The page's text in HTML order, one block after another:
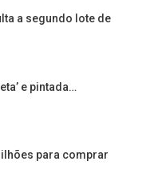
a segundo lote de
e pintada…
para comprar